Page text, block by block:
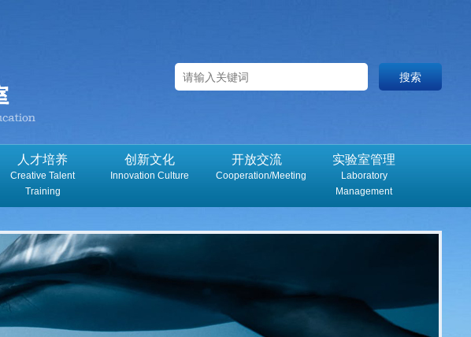
人才培养
Creative Talent
Training
创新文化
Innovation Culture
开放交流
Cooperation/Meeting
实验室管理
Laboratory
Management